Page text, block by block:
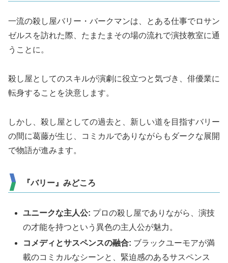
一流の殺し屋バリー・バークマンは、とある仕事でロサン
ゼルスを訪れた際、たまたまその場の流れで演技教室に通
うことに。
殺し屋としてのスキルが演劇に役立つと気づき、俳優業に
転身することを決意します。
しかし、殺し屋としての過去と、新しい道を目指すバリー
の間に葛藤が生じ、コミカルでありながらもダークな展開
で物語が進みます。
『バリー』みどころ
ユニークな主人公: プロの殺し屋でありながら、演技
の才能を持つという異色の主人公が魅力。
コメディとサスペンスの融合: ブラックユーモアが満
載のコミカルなシーンと、緊迫感のあるサスペンス